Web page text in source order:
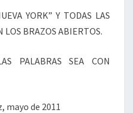
YORK” Y TODAS LAS
LOS BRAZOS ABIERTOS.
PALABRAS SEA CON
mayo de 2011